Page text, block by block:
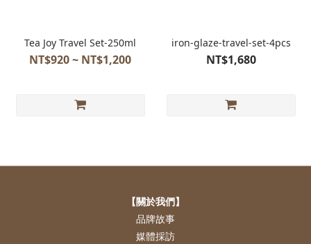
Tea Joy Travel Set-250ml
NT$920 ~ NT$1,200
iron-glaze-travel-set-4pcs
NT$1,680
【關於我們】
品牌故事
媒體採訪